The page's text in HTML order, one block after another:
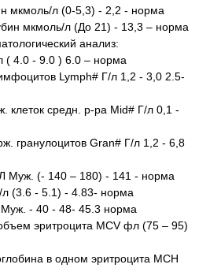
мкмоль/л (0-5,3) - 2,2 - норма
мкмоль/л (До 21) - 13,3 – норма
анализ:
( 4.0 - 9.0 ) 6.0 – норма
Lymph# Г/л 1,2 - 3,0 2.5-
клеток средн. р-ра Mid# Г/л 0,1 -
гранулоцитов Gran# Г/л 1,2 - 6,8
Муж. (- 140 – 180) - 141 - норма
(3.6 - 5.1) - 4.83- норма
Муж. - 40 - 48- 45.3 норма
эритроцита MCV фл (75 – 95)
в одном эритроцита MCH